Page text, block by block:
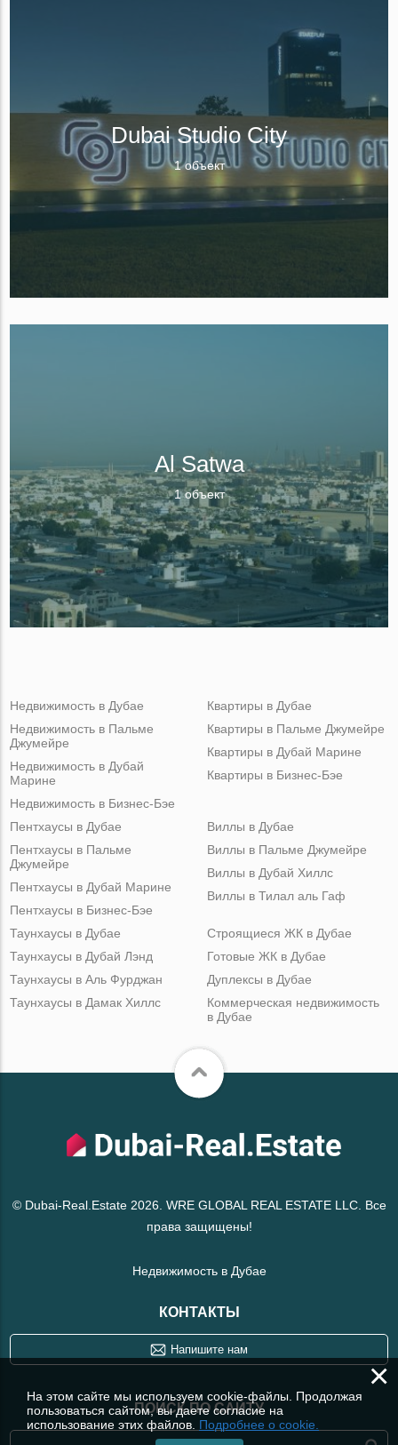
Dubai Studio City
1 объект
Al Satwa
1 объект
Недвижимость в Дубае
Недвижимость в Пальме
Джумейре
Недвижимость в Дубай
Марине
Недвижимость в Бизнес-Бэе
Квартиры в Дубае
Квартиры в Пальме Джумейре
Квартиры в Дубай Марине
Квартиры в Бизнес-Бэе
Пентхаусы в Дубае
Пентхаусы в Пальме
Джумейре
Пентхаусы в Дубай Марине
Пентхаусы в Бизнес-Бэе
Виллы в Дубае
Виллы в Пальме Джумейре
Виллы в Дубай Хиллс
Виллы в Тилал аль Гаф
Таунхаусы в Дубае
Таунхаусы в Дубай Лэнд
Таунхаусы в Аль Фурджан
Таунхаусы в Дамак Хиллс
Строящиеся ЖК в Дубае
Готовые ЖК в Дубае
Дуплексы в Дубае
Коммерческая недвижимость
в Дубае
© Dubai-Real.Estate 2026. WRE GLOBAL REAL ESTATE LLC. Все
права защищены!
Недвижимость в Дубае
КОНТАКТЫ
Напишите нам
ПОИСК ПО САЙТУ
×
На этом сайте мы используем cookie-файлы. Продолжая
пользоваться сайтом, вы даете согласие на
использование этих файлов. Подробнее о cookie.